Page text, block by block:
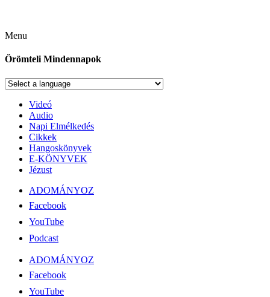
Menu
Örömteli Mindennapok
Videó
Audio
Napi Elmélkedés
Cikkek
Hangoskönyvek
E-KÖNYVEK
Jézust
ADOMÁNYOZ
Facebook
YouTube
Podcast
ADOMÁNYOZ
Facebook
YouTube